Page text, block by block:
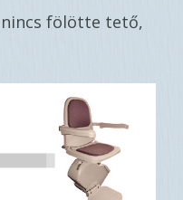
fölötte tető,